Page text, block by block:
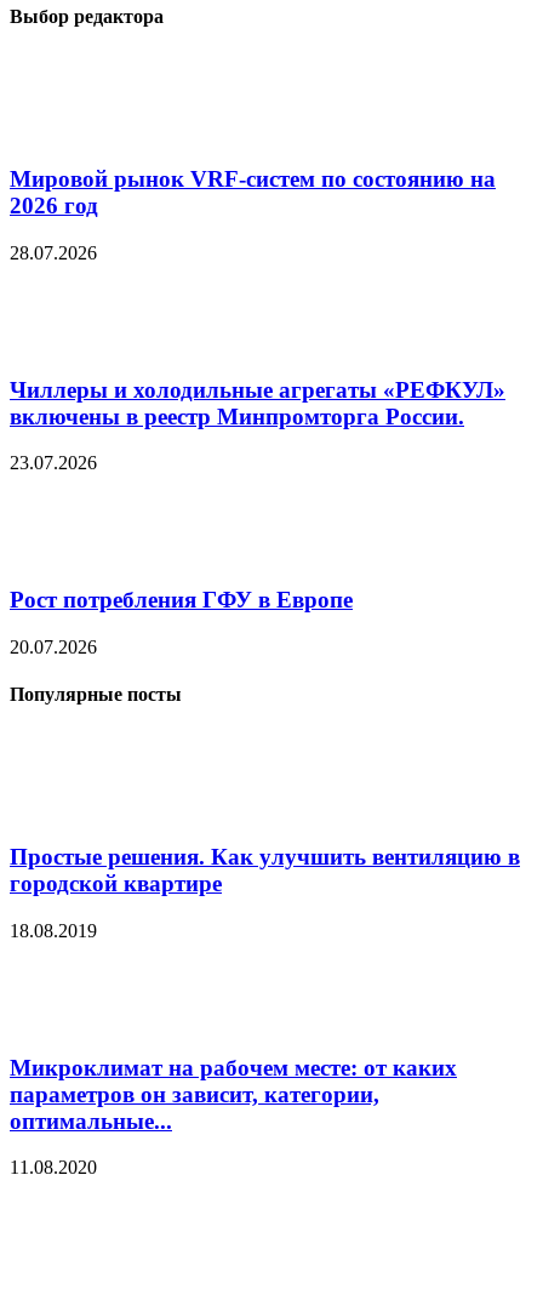
Выбор редактора
Мировой рынок VRF-систем по состоянию на
2026 год
28.07.2026
Чиллеры и холодильные агрегаты «РЕФКУЛ»
включены в реестр Минпромторга России.
23.07.2026
Рост потребления ГФУ в Европе
20.07.2026
Популярные посты
Простые решения. Как улучшить вентиляцию в
городской квартире
18.08.2019
Микроклимат на рабочем месте: от каких
параметров он зависит, категории,
оптимальные...
11.08.2020